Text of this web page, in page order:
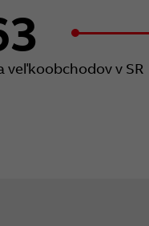
veľkoobchodov v SR